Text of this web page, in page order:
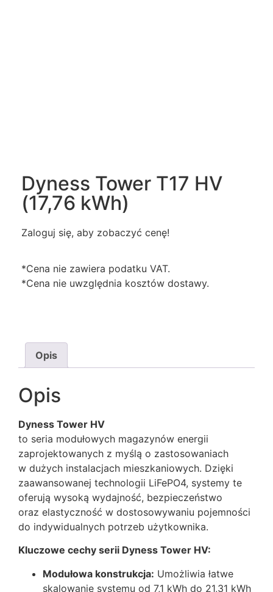
Dyness Tower T17 HV
(17,76 kWh)
Zaloguj się, aby zobaczyć cenę!
*Cena nie zawiera podatku VAT.
*Cena nie uwzględnia kosztów dostawy.
Opis
Opis
Dyness Tower HV
to seria modułowych magazynów energii
zaprojektowanych z myślą o zastosowaniach
w dużych instalacjach mieszkaniowych. Dzięki
zaawansowanej technologii LiFePO4, systemy te
oferują wysoką wydajność, bezpieczeństwo
oraz elastyczność w dostosowywaniu pojemności
do indywidualnych potrzeb użytkownika.
Kluczowe cechy serii Dyness Tower HV:
Modułowa konstrukcja: Umożliwia łatwe
skalowanie systemu od 7,1 kWh do 21,31 kWh